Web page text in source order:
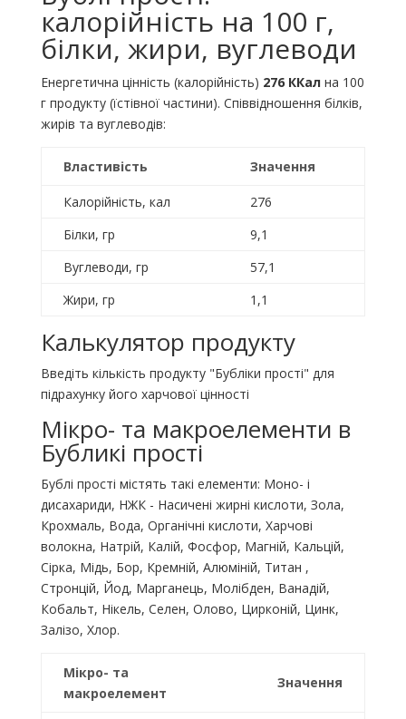
калорійність на 100 г,
білки, жири, вуглеводи
Енергетична цінність (калорійність) 276 ККална 100
г продукту (їстівної частини). Співвідношення білків,
жирів та вуглеводів:
Властивість Значення
Калорійність, кал
276
Білки, гр
9,1
Вуглеводи, гр
57,1
Жири, гр
1,1
Калькулятор продукту
Введіть кількість продукту "Бубліки прості" для
підрахунку його харчової цінності
Мікро- та макроелементи в
Бубликі прості
Бублі прості містять такі елементи: Моно- і
дисахариди, НЖК - Насичені жирні кислоти, Зола,
Крохмаль, Вода, Органічні кислоти, Харчові
волокна, Натрій, Калій, Фосфор, Магній, Кальцій,
Сірка, Мідь, Бор, Кремній, Алюміній, Титан ,
Стронцій, Йод, Марганець, Молібден, Ванадій,
Кобальт, Нікель, Селен, Олово, Цирконій, Цинк,
Залізо, Хлор.
Мікро- та
макроелемент
Значення